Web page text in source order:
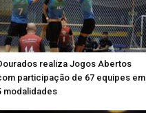
realiza Jogos Abertos
participação de 67 equipes em
modalidades